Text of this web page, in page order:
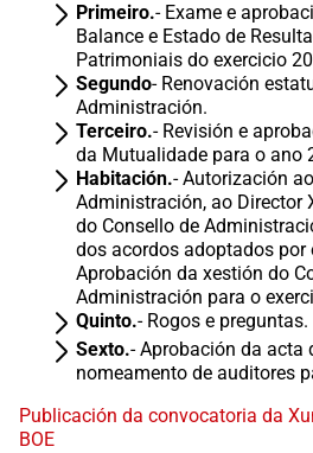
Primeiro.- Exame e
Balance e Estado de
Patrimoniais do exercicio
Segundo- Renovación
Administración.
Terceiro.- Revisión e
da Mutualidade para o ano
Habitación.- Autorización
Administración, ao Director
do Consello de
dos acordos adoptados por
Aprobación da xestión do
Administración para o
Quinto.- Rogos e preguntas.
Sexto.- Aprobación da acta
nomeamento de auditores
Publicación da convocatoria da
BOE